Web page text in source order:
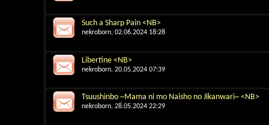
Such a Sharp Pain <NB>
nekroborn, 02.06.2024 18:28
Libertine <NB>
nekroborn, 20.05.2024 07:39
Tsuushinbo ~Mama ni mo Naisho no Jikanwari~ <NB>
nekroborn, 28.05.2024 22:29